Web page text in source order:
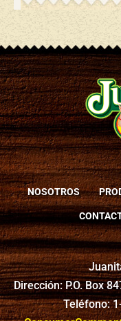
NOSOTROS
Dirección: P.O. Box
Teléfono: